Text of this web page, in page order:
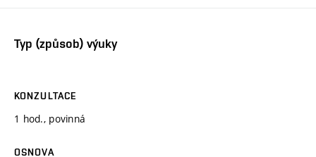
Typ (způsob) výuky
KONZULTACE
1 hod., povinná
OSNOVA